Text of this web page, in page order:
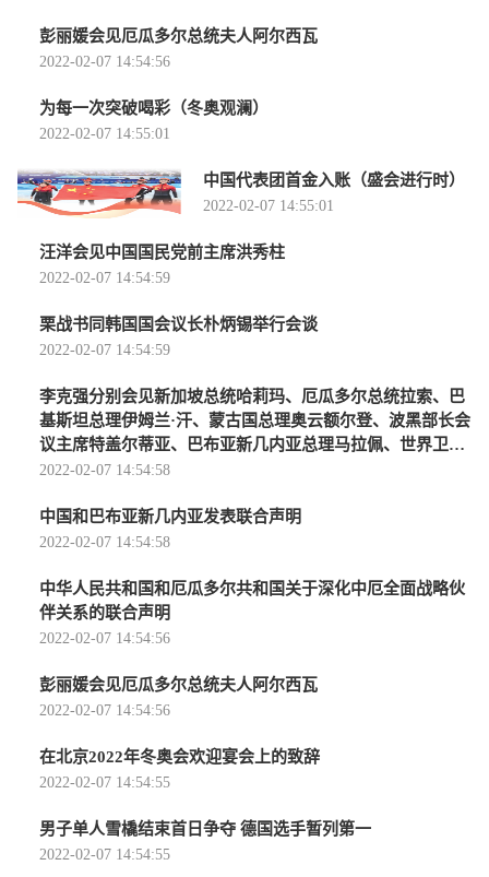
彭丽媛会见厄瓜多尔总统夫人阿尔西瓦
2022-02-07 14:54:56
为每一次突破喝彩（冬奥观澜）
2022-02-07 14:55:01
中国代表团首金入账（盛会进行时）
2022-02-07 14:55:01
汪洋会见中国国民党前主席洪秀柱
2022-02-07 14:54:59
栗战书同韩国国会议长朴炳锡举行会谈
2022-02-07 14:54:59
李克强分别会见新加坡总统哈莉玛、厄瓜多尔总统拉索、巴
基斯坦总理伊姆兰·汗、蒙古国总理奥云额尔登、波黑部长会
议主席特盖尔蒂亚、巴布亚新几内亚总理马拉佩、世界卫生
组织总干事谭德塞、世界知识产权组织总干事邓
2022-02-07 14:54:58
中国和巴布亚新几内亚发表联合声明
2022-02-07 14:54:58
中华人民共和国和厄瓜多尔共和国关于深化中厄全面战略伙
伴关系的联合声明
2022-02-07 14:54:56
彭丽媛会见厄瓜多尔总统夫人阿尔西瓦
2022-02-07 14:54:56
在北京2022年冬奥会欢迎宴会上的致辞
2022-02-07 14:54:55
男子单人雪橇结束首日争夺 德国选手暂列第一
2022-02-07 14:54:55